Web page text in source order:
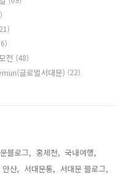
전 (48)
글로벌서대문) (22)
블로그, 홍제천, 국내여행,
안산, 서대문통, 서대문 블로그,